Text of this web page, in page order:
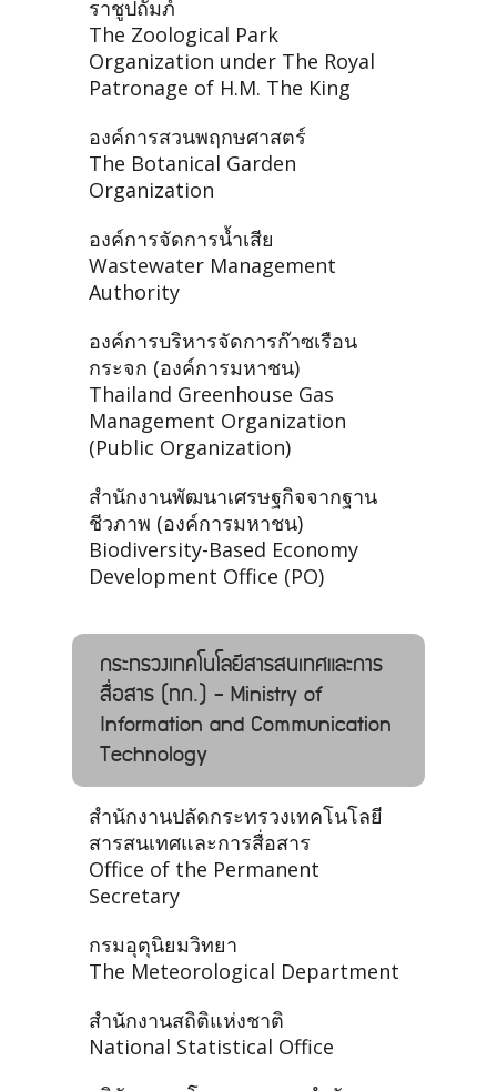
ราชูปถัมภ์
The Zoological Park
Organization under The Royal
Patronage of H.M. The King
องค์การสวนพฤกษศาสตร์
The Botanical Garden
Organization
องค์การจัดการน้ำเสีย
Wastewater Management
Authority
องค์การบริหารจัดการก๊าซเรือน
กระจก (องค์การมหาชน)
Thailand Greenhouse Gas
Management Organization
(Public Organization)
สำนักงานพัฒนาเศรษฐกิจจากฐาน
ชีวภาพ (องค์การมหาชน)
Biodiversity-Based Economy
Development Office (PO)
กระทรวงเทคโนโลยีสารสนเทศและการ
สื่อสาร (ทก.) - Ministry of
Information and Communication
Technology
สำนักงานปลัดกระทรวงเทคโนโลยี
สารสนเทศและการสื่อสาร
Office of the Permanent
Secretary
กรมอุตุนิยมวิทยา
The Meteorological Department
สำนักงานสถิติแห่งชาติ
National Statistical Office